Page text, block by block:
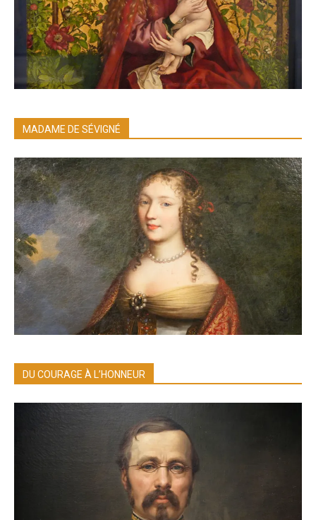
MADAME DE SÉVIGNÉ
DU COURAGE À L’HONNEUR